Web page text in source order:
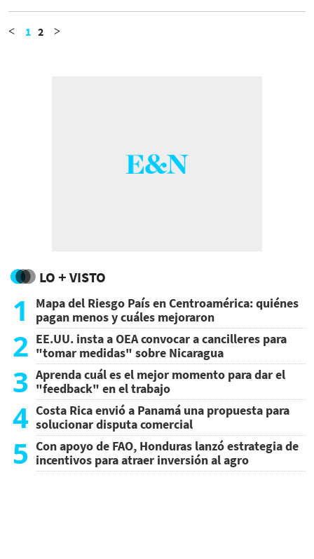
aplasta. Es humilde, fiel a la tierra".
< 1 2 >
LO + VISTO
1
Mapa del Riesgo País en Centroamérica: quiénes
pagan menos y cuáles mejoraron
2 EE.UU. insta a OEA convocar a cancilleres para
"tomar medidas" sobre Nicaragua
3 Aprenda cuál es el mejor momento para dar el
"feedback" en el trabajo
4 Costa Rica envió a Panamá una propuesta para
solucionar disputa comercial
5 Con apoyo de FAO, Honduras lanzó estrategia de
incentivos para atraer inversión al agro